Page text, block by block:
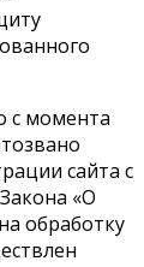
с момента
сайта с
«О
обработку